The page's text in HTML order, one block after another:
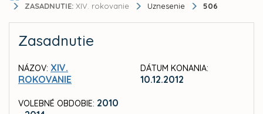
ZASADNUTIE: XIV. rokovanie Uznesenie 506
Zasadnutie
NÁZOV: XIV.
ROKOVANIE
VOLEBNÉ OBDOBIE: 2010
DÁTUM KONANIA:
10.12.2012